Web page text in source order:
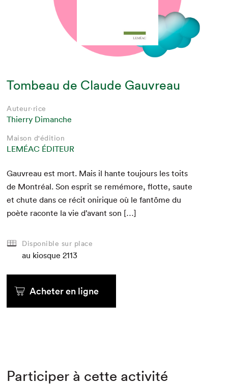
Tombeau de Claude Gauvreau
Auteur·rice
Thierry Dimanche
Maison d'édition
LEMÉAC ÉDITEUR
Gau­vreau est mort. Mais il hante tou­jours les toits
de Mon­tréal. Son esprit se remé­more, flotte, saute
et chute dans ce réc­it onirique où le fan­tôme du
poète racon­te la vie d’avant son […]
Disponible sur place
au kiosque 2113
Acheter en ligne
Participer à cette activité